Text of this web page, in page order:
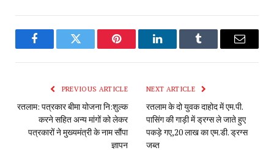
FacebookTwitter Pinterest LinkedInTumblr Email
PREVIOUS ARTICLE
रतलाम: पत्रकार बीमा योजना नि:शुल्क
करने सहित अन्य मांगों को लेकर
पत्रकारों ने मुख्यमंत्री के नाम सौंपा
ज्ञापन
NEXT ARTICLE
रतलाम के दो युवक दाहोद में एम.पी.
पासिंग की गाड़ी में ड्रग्स ले जाते हुए
पकड़े गए,20 लाख का एम.डी. ड्रग्स
जब्त